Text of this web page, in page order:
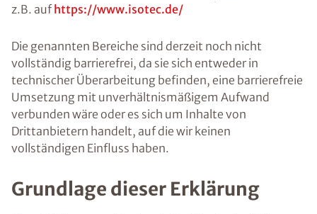
z.B. auf https://www.isotec.de/
Die genannten Bereiche sind derzeit noch nicht
vollständig barrierefrei, da sie sich entweder in
technischer Überarbeitung befinden, eine barrierefreie
Umsetzung mit unverhältnismäßigem Aufwand
verbunden wäre oder es sich um Inhalte von
Drittanbietern handelt, auf die wir keinen
vollständigen Einfluss haben.
Grundlage dieser Erklärung